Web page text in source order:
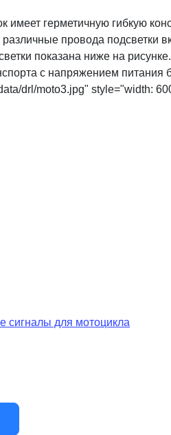
имеет герметичную гибкую
провода подсветки
показана ниже на
с напряжением питания
drl/moto3.jpg" style="width: